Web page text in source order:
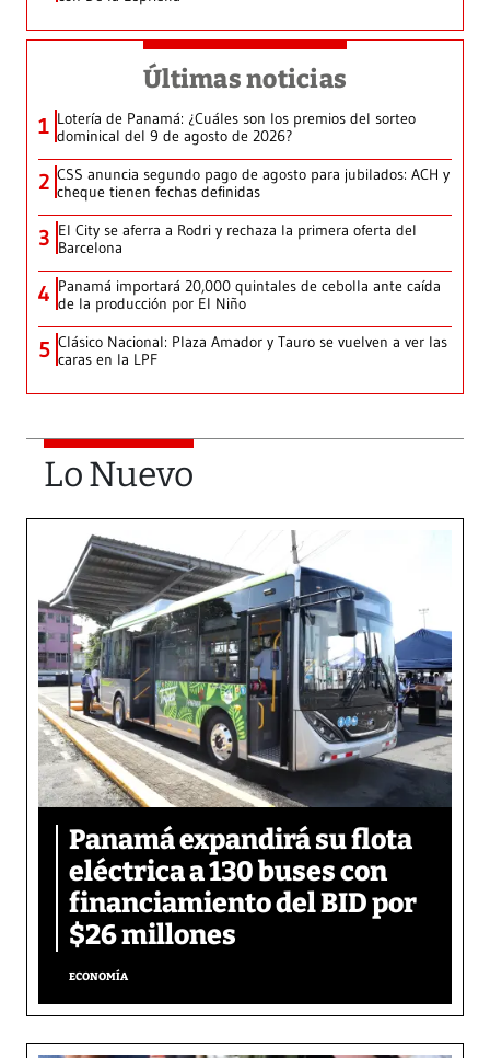
Últimas noticias
1 Lotería de Panamá: ¿Cuáles son los premios del sorteo
dominical del 9 de agosto de 2026?
2 CSS anuncia segundo pago de agosto para jubilados: ACH y
cheque tienen fechas definidas
3 El City se aferra a Rodri y rechaza la primera oferta del
Barcelona
4 Panamá importará 20,000 quintales de cebolla ante caída
de la producción por El Niño
5 Clásico Nacional: Plaza Amador y Tauro se vuelven a ver las
caras en la LPF
Lo Nuevo
Panamá expandirá su flota
eléctrica a 130 buses con
financiamiento del BID por
$26 millones
ECONOMÍA